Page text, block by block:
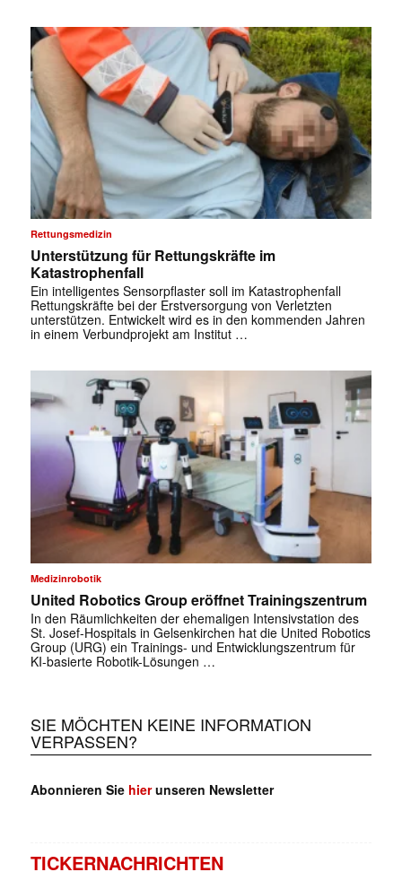
Rettungsmedizin
Unterstützung für Rettungskräfte im
Katastrophenfall
Ein intelligentes Sensorpflaster soll im Katastrophenfall
Rettungskräfte bei der Erstversorgung von Verletzten
unterstützen. Entwickelt wird es in den kommenden Jahren
in einem Verbundprojekt am Institut …
Medizinrobotik
United Robotics Group eröffnet Trainingszentrum
In den Räumlichkeiten der ehemaligen Intensivstation des
St. Josef-Hospitals in Gelsenkirchen hat die United Robotics
Group (URG) ein Trainings- und Entwicklungszentrum für
KI-basierte Robotik-Lösungen …
SIE MÖCHTEN KEINE INFORMATION
VERPASSEN?
Abonnieren Sie hierunseren Newsletter
TICKERNACHRICHTEN